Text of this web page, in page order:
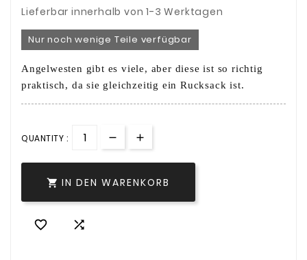
Lieferbar innerhalb von 1-3 Werktagen
Nur noch wenige Teile verfügbar
Angelwesten gibt es viele, aber diese ist so richtig
praktisch, da sie gleichzeitig ein Rucksack ist.
QUANTITY :
 IN DEN WARENKORB
 